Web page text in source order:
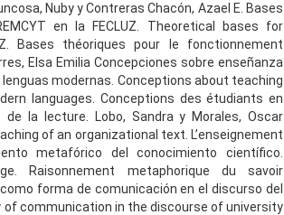
Nuby y Contreras Chacón, Azael E. Bases
en la FECLUZ. Theoretical bases for
Bases théoriques pour le fonctionnement
Elsa Emilia Concepciones sobre enseñanza
modernas. Conceptions about teaching
languages. Conceptions des étudiants en
la lecture. Lobo, Sandra y Morales, Oscar
of an organizational text. L’enseignement
metafórico del conocimiento científico.
Raisonnement metaphorique du savoir
forma de comunicación en el discurso del
communication in the discourse of university